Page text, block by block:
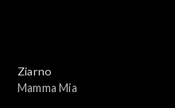
Ziarno
Mamma Mia